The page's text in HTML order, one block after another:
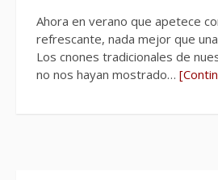
Ahora en verano que apetece
refrescante, nada mejor que
Los cnones tradicionales de
no nos hayan mostrado…